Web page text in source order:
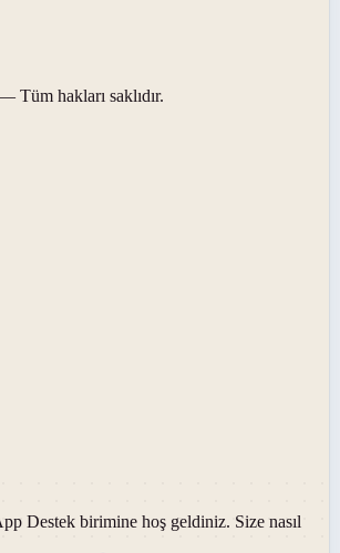
Tüm hakları saklıdır.
Destek birimine hoş geldiniz. Size nasıl